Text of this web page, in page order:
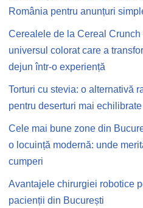
România pentru anunțuri
Cerealele de la Cereal Crunch
universul colorat care a
dejun într-o experiență
Torturi cu stevia: o alternativă
pentru deserturi mai echilibrate
Cele mai bune zone din
o locuință modernă: unde
cumperi
Avantajele chirurgiei robotice
pacienții din București